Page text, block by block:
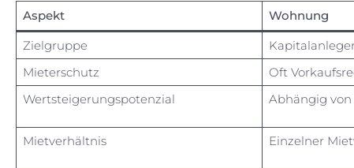
Aspekt Wohnung
Zielgruppe
Mieterschutz
Oft
Wertsteigerungspotenzial
Abhängig
Mietverhältnis
Einzelner